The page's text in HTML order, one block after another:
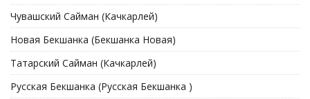
Чувашский Сайман (Качкарлей)
Новая Бекшанка (Бекшанка Новая)
Татарский Сайман (Качкарлей)
Русская Бекшанка (Русская Бекшанка )